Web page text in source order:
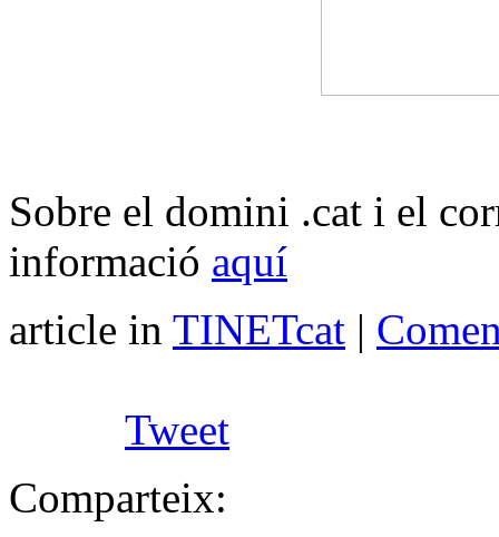
Sobre el domini .cat i el
informació aquí
article in TINETcat |
Tweet
Comparteix: